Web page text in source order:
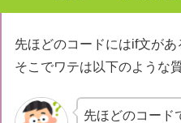
先ほどのコードにはif文があ
そこでワテは以下のような
先ほどのコード